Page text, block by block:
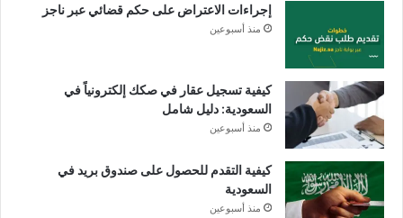
إجراءات الاعتراض على حكم قضائي عبر ناجز
منذ أسبوعين
كيفية تسجيل عقار في صكك إلكترونياً في
السعودية: دليل شامل
منذ أسبوعين
كيفية التقدم للحصول على صندوق بريد في
السعودية
منذ أسبوعين